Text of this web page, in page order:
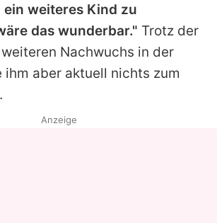
ein weiteres Kind zu
das wunderbar." Trotz der
Nachwuchs in der
ihm aber aktuell nichts zum
Anzeige